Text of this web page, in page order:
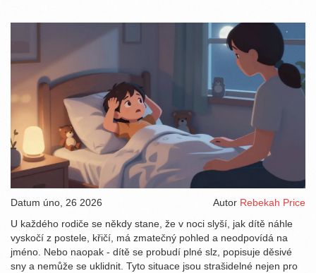
Datum úno, 26 2026 Autor Rebekah Price
U každého rodiče se někdy stane, že v noci slyší, jak dítě náhle
vyskočí z postele, křičí, má zmatečný pohled a neodpovídá na
jméno. Nebo naopak - dítě se probudí plné slz, popisuje děsivé
sny a nemůže se uklidnit. Tyto situace jsou strašidelné nejen pro